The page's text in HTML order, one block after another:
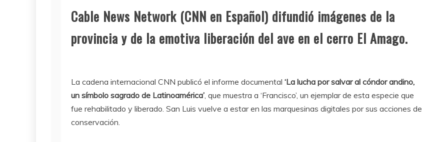
Cable News Network (CNN en Español) difundió imágenes de la
provincia y de la emotiva liberación del ave en el cerro El Amago.
La cadena internacional CNN publicó el informe documental ‘La lucha por salvar al cóndor andino,
un símbolo sagrado de Latinoamérica’, que muestra a ‘Francisco’, un ejemplar de esta especie que
fue rehabilitado y liberado. San Luis vuelve a estar en las marquesinas digitales por sus acciones de
conservación.